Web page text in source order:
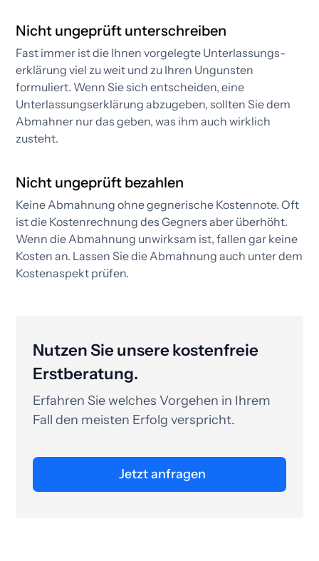
Nicht ungeprüft unterschreiben
Fast immer ist die Ihnen vorgelegte Unterlassungs­
erklärung viel zu weit und zu Ihren Ungunsten
formuliert. Wenn Sie sich entscheiden, eine
Unterlassungs­erklärung abzugeben, sollten Sie dem
Abmahner nur das geben, was ihm auch wirklich
zusteht.
Nicht ungeprüft bezahlen
Keine Abmahnung ohne gegnerische Kostennote. Oft
ist die Kostenrechnung des Gegners aber überhöht.
Wenn die Abmahnung unwirksam ist, fallen gar keine
Kosten an. Lassen Sie die Abmahnung auch unter dem
Kostenaspekt prüfen.​
Nutzen Sie unsere kostenfreie
Erstberatung.
Erfahren Sie welches Vorgehen in Ihrem
Fall den meisten Erfolg verspricht.
Jetzt anfragen